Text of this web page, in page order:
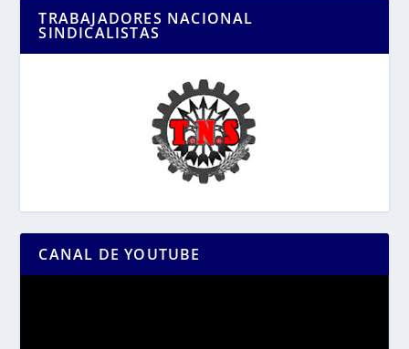
TRABAJADORES NACIONAL
SINDICALISTAS
CANAL DE YOUTUBE